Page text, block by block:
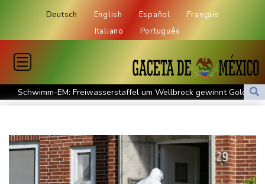
Deutsch English Español
Français
Italiano
Português
Schwimm-EM: Freiwasserstaffel um Wellbrock gewinnt Gold
US-Senat bestätigt Trumps umstrittenen Justizminister Blanche
Flughafen Catania gestrichen
Selenskyj: Mindestens vier Tote durch russische Angriffe in
Region Kiew